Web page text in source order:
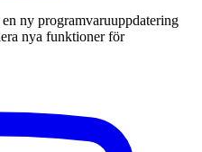
ny programvaruuppdatering
nya funktioner för